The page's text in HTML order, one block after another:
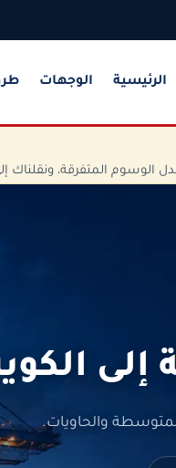
الرئيسية الوجهات
المتفرقة، ونقلناك
والحاويات.